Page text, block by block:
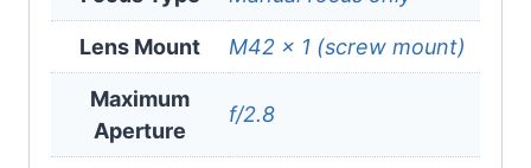
Lens Mount M42 × 1 (screw mount)
Maximum
Aperture
f/2.8